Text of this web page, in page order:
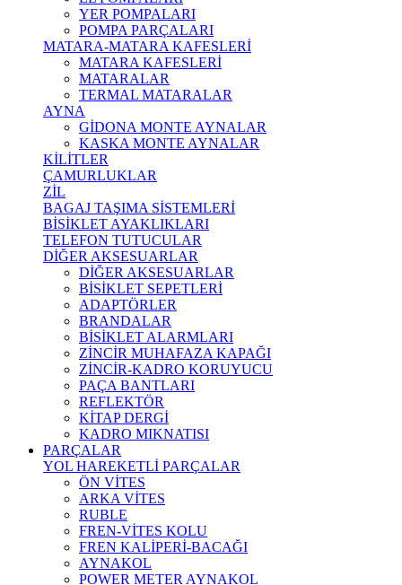
YER POMPALARI
POMPA PARÇALARI
MATARA-MATARA KAFESLERİ
MATARA KAFESLERİ
MATARALAR
TERMAL MATARALAR
AYNA
GİDONA MONTE AYNALAR
KASKA MONTE AYNALAR
KİLİTLER
ÇAMURLUKLAR
ZİL
BAGAJ TAŞIMA SİSTEMLERİ
BİSİKLET AYAKLIKLARI
TELEFON TUTUCULAR
DİĞER AKSESUARLAR
DİĞER AKSESUARLAR
BİSİKLET SEPETLERİ
ADAPTÖRLER
BRANDALAR
BİSİKLET ALARMLARI
ZİNCİR MUHAFAZA KAPAĞI
ZİNCİR-KADRO KORUYUCU
PAÇA BANTLARI
REFLEKTÖR
KİTAP DERGİ
KADRO MIKNATISI
PARÇALAR
YOL HAREKETLİ PARÇALAR
ÖN VİTES
ARKA VİTES
RUBLE
FREN-VİTES KOLU
FREN KALİPERİ-BACAĞI
AYNAKOL
POWER METER AYNAKOL